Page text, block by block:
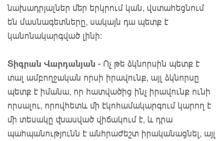
նախադրյալներ մեր երկրում կան, վստահեցնում
են մասնագետները, սակայն դա պետք է
կանոնակարգված լինի:
Տիգրան Վարդանյան - Ոչ թե ձկնորսին պետք է
տալ ամբողջական որսի իրավունք, այլ ձկնորսը
պետք է իմանա, որ հատվածից ինչ իրավունք ունի
որսալու, որովհետև մի էկոհամակարգում կարող է
մի տեսակը վնասված վիճակում է, և դրա
պահպանությունն է անհրաժեշտ իրականացնել, այլ